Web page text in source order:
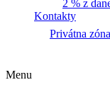
2 % z
Kontakty
Privátna zóna
Menu